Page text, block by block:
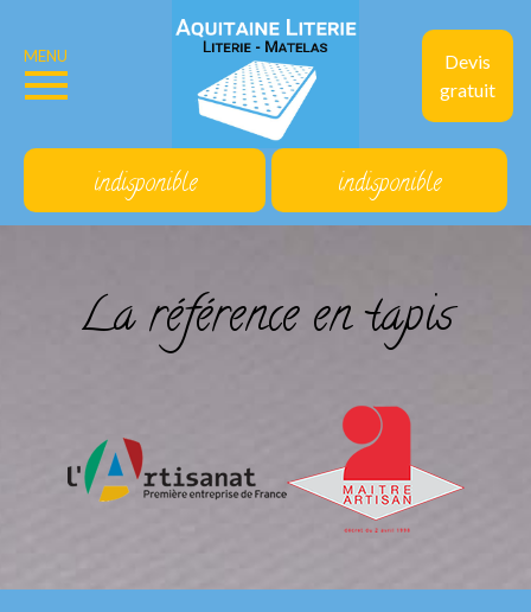
Devis
gratuit
MENU
indisponible indisponible
La référence en tapis